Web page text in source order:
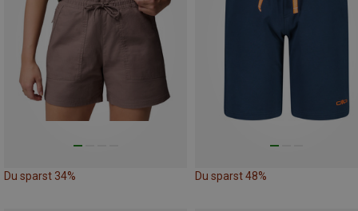
Du sparst 34% Du sparst 48%